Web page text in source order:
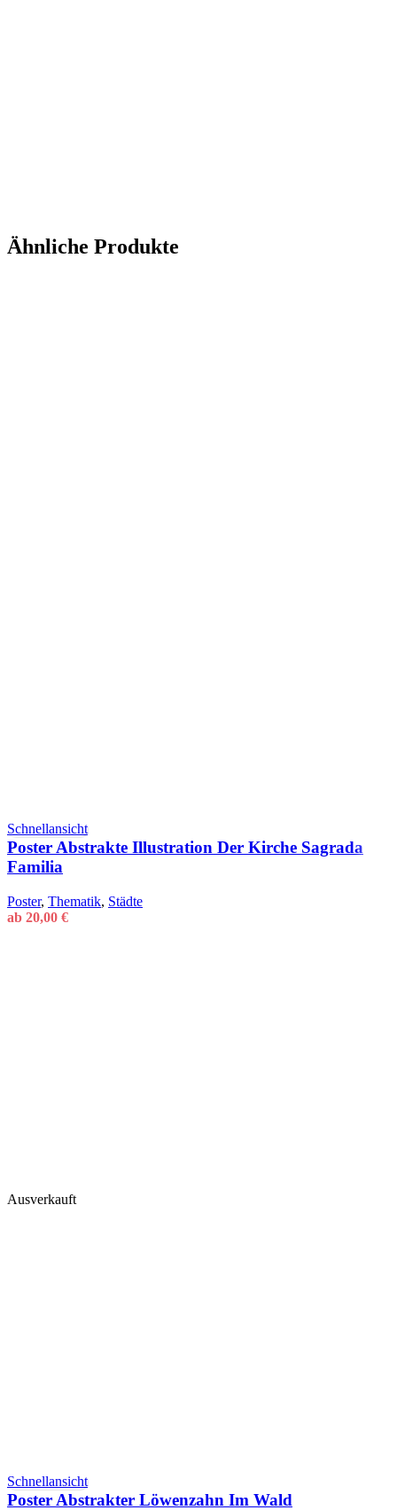
Ähnliche Produkte
Schnellansicht
Poster Abstrakte Illustration Der Kirche Sagrada
Familia
Poster, Thematik, Städte
ab 20,00 €
Ausverkauft
Schnellansicht
Poster Abstrakter Löwenzahn Im Wald